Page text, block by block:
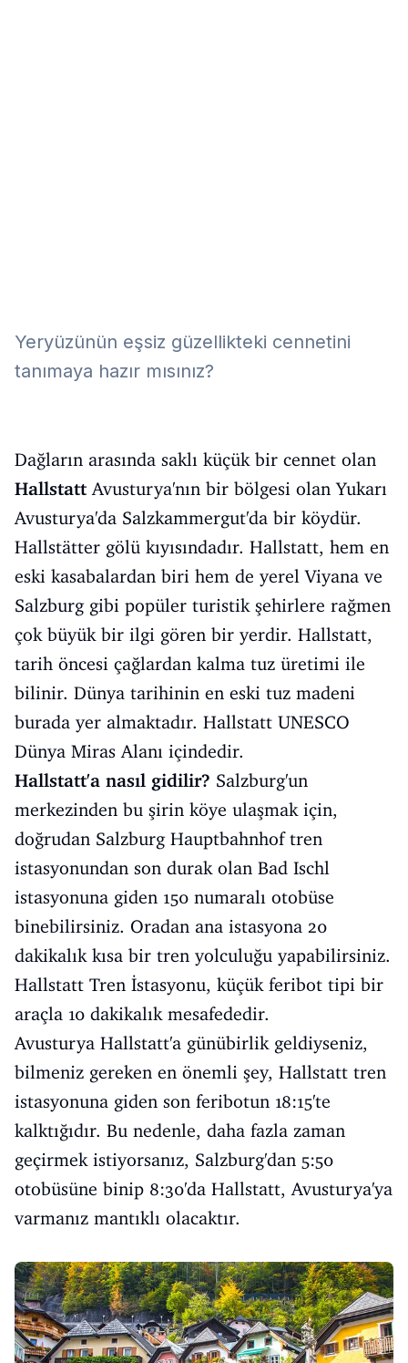
Yeryüzünün eşsiz güzellikteki cennetini
tanımaya hazır mısınız?
Dağların arasında saklı küçük bir cennet olan
Hallstatt Avusturya'nın bir bölgesi olan Yukarı
Avusturya'da Salzkammergut'da bir köydür.
Hallstätter gölü kıyısındadır. Hallstatt, hem en
eski kasabalardan biri hem de yerel Viyana ve
Salzburg gibi popüler turistik şehirlere rağmen
çok büyük bir ilgi gören bir yerdir. Hallstatt,
tarih öncesi çağlardan kalma tuz üretimi ile
bilinir. Dünya tarihinin en eski tuz madeni
burada yer almaktadır. Hallstatt UNESCO
Dünya Miras Alanı içindedir.
Hallstatt'a nasıl gidilir? Salzburg'un
merkezinden bu şirin köye ulaşmak için,
doğrudan Salzburg Hauptbahnhof tren
istasyonundan son durak olan Bad Ischl
istasyonuna giden 150 numaralı otobüse
binebilirsiniz. Oradan ana istasyona 20
dakikalık kısa bir tren yolculuğu yapabilirsiniz.
Hallstatt Tren İstasyonu, küçük feribot tipi bir
araçla 10 dakikalık mesafededir.
Avusturya Hallstatt'a günübirlik geldiyseniz,
bilmeniz gereken en önemli şey, Hallstatt tren
istasyonuna giden son feribotun 18:15'te
kalktığıdır. Bu nedenle, daha fazla zaman
geçirmek istiyorsanız, Salzburg'dan 5:50
otobüsüne binip 8:30'da Hallstatt, Avusturya'ya
varmanız mantıklı olacaktır.